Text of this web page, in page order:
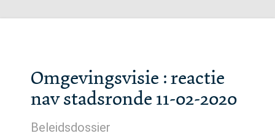
Omgevingsvisie : reactie
nav stadsronde 11-02-2020
Beleidsdossier